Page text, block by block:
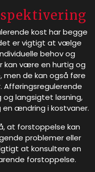
kost har begge
er vigtigt at vælge
behov og
kan være en hurtig og
de kan også føre
Afføringsregulerende
langsigtet løsning,
ændring i kostvaner.
at forstoppelse kan
problemer eller
at konsultere en
forstoppelse.